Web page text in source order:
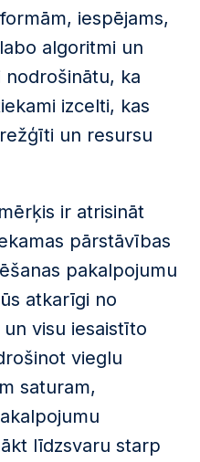
iespējams,
algoritmi un
nodrošinātu, ka
izcelti, kas
un resursu
ir atrisināt
pārstāvības
pakalpojumu
atkarīgi no
visu iesaistīto
vieglu
saturam,
līdzsvaru starp